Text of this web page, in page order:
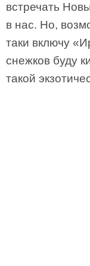
встречать
в нас. Но,
таки включу
снежков буду
такой